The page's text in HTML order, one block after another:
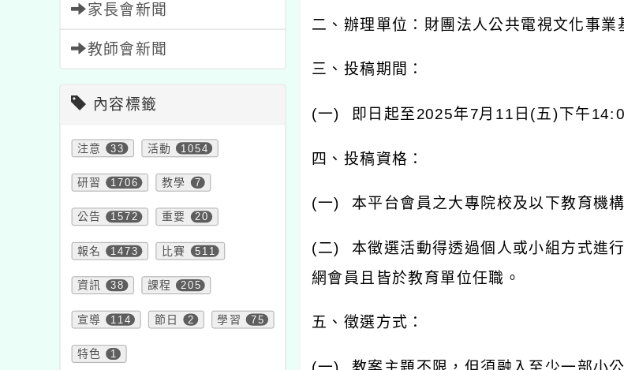
家長會新聞
教師會新聞
內容標籤
注意 33 活動 1054
研習 1706 教學 7
公告 1572 重要 20
報名 1473 比賽 511
資訊 38 課程 205
宣導 114 節日 2 學習 75
特色 1
二、辦理單位：財團法人公共電視文化事業
三、投稿期間：
(一) 即日起至 2025年7月 11 日 (五)下午
四、投稿資格：
(一) 本平台會員之大專院校及以下教育機
(二) 本徵選活動得透過個人或小組方式進
網會員且皆於教育單位任職。
五、徵選方式：